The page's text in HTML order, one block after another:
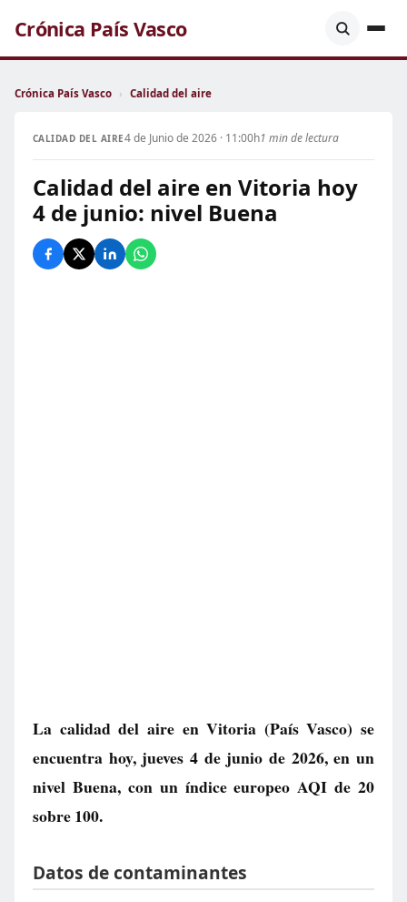
Crónica País Vasco
Crónica País Vasco › Calidad del aire
CALIDAD DEL AIRE4 de Junio de 2026 · 11:00h1 min de lectura
Calidad del aire en Vitoria hoy
4 de junio: nivel Buena
La calidad del aire enVitoria (País Vasco) se
encuentra hoy, jueves 4 de junio de 2026, en un
nivel Buena, con un índice europeo AQI de 20
sobre 100.
Datos de contaminantes